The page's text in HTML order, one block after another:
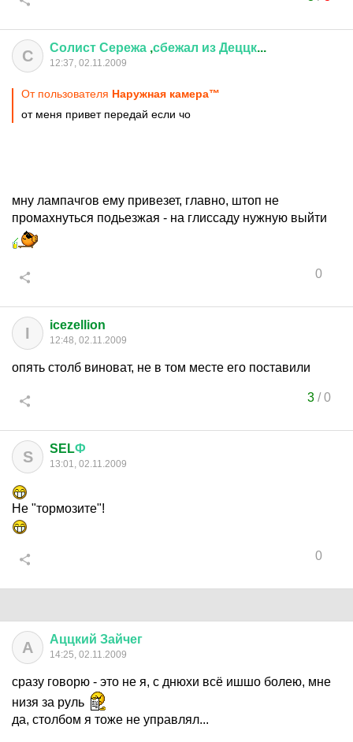
С Солист Сережа ,сбежал из Деццк...
12:37, 02.11.2009
От пользователя Наружная камера™
от меня привет передай если чо
мну лампачгов ему привезет, главно, штоп не
промахнуться подьезжая - на глиссаду нужную выйти
0
I icezellion
12:48, 02.11.2009
опять столб виноват, не в том месте его поставили
3/0
S SELФ
13:01, 02.11.2009
Не "тормозите"!
0
А Аццкий Зайчег
14:25, 02.11.2009
сразу говорю - это не я, с днюхи всё ишшо болею, мне
низя за руль
да, столбом я тоже не управлял...